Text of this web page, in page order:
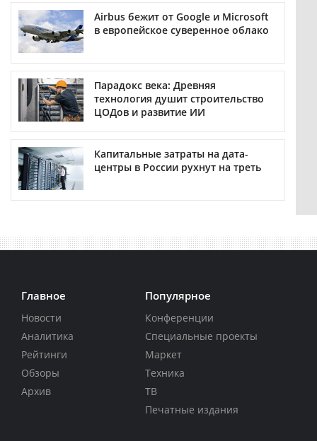
Airbus бежит от Google и Microsoft
в европейское суверенное облако
Парадокс века: Древняя
технология душит строительство
ЦОДов и развитие ИИ
Капитальные затраты на дата-
центры в России рухнут на треть
Главное
Новости
Аналитика
Рейтинги
Обзоры
Архив
Популярное
Конференции
Специальные проекты
Маркет
Техника
ТВ
Печатные издания